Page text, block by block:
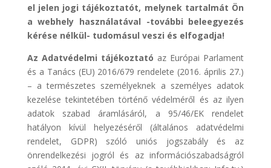
el jelen jogi tájékoztatót, melynek tartalmát Ön
a webhely használatával -további beleegyezés
kérése nélkül- tudomásul veszi és elfogadja!
Az Adatvédelmi tájékoztató az Európai Parlament
és a Tanács (EU) 2016/679 rendelete (2016. április 27.)
– a természetes személyeknek a személyes adatok
kezelése tekintetében történő védelméről és az ilyen
adatok szabad áramlásáról, a 95/46/EK rendelet
hatályon kívül helyezéséről (általános adatvédelmi
rendelet, GDPR) szóló uniós jogszabály és az
önrendelkezési jogról és az információszabadságról